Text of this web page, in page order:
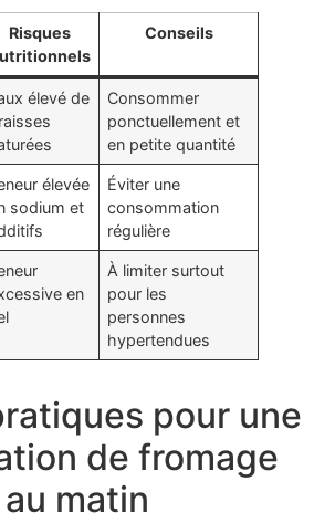
Risques
Conseils
élevé de
Consommer
ponctuellement et
en petite quantité
élevée
sodium et
Éviter une
consommation
régulière
en
À limiter surtout
pour les
personnes
hypertendues
pour une
de fromage
matin